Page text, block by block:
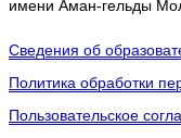
имени Аман-гельды
Сведения об
Политика обработки
Пользовательское